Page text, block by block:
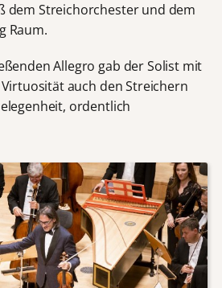
dem Streichorchester und dem
Raum.
Allegro gab der Solist mit
auch den Streichern
ordentlich